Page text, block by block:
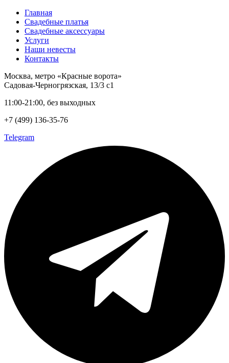
Главная
Свадебные платья
Свадебные аксессуары
Услуги
Наши невесты
Контакты
Москва, метро «Красные ворота»
Садовая-Черногрязская, 13/3 с1
11:00-21:00, без выходных
+7 (499) 136-35-76
Telegram